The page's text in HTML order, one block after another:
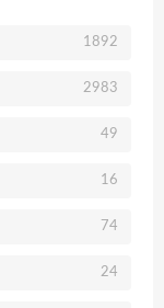
1892
2983
49
16
74
24